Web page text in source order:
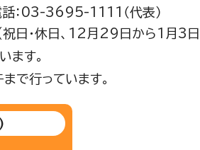
話：03-3695-1111（代表）
日・休日、12月29日から1月3
ます。
で行っています。